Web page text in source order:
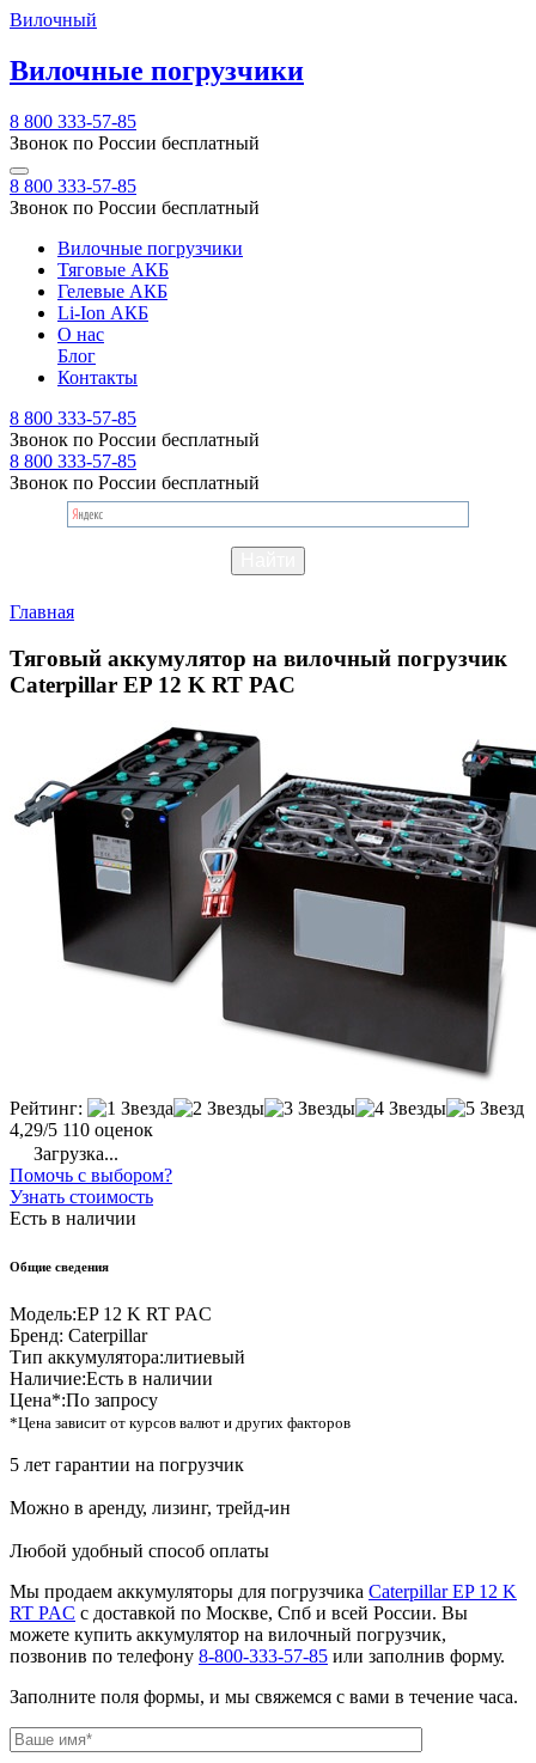
Вилочный
Вилочные погрузчики
8 800 333-57-85
Звонок по России бесплатный
8 800 333-57-85
Звонок по России бесплатный
Вилочные погрузчики
Тяговые АКБ
Гелевые АКБ
Li-Ion АКБ
О нас
Блог
Контакты
8 800 333-57-85
Звонок по России бесплатный
8 800 333-57-85
Звонок по России бесплатный
Главная
Тяговый аккумулятор на вилочный погрузчик
Caterpillar EP 12 K RT PAC
Рейтинг:
4,29/5 110 оценок
Загрузка...
Помочь с выбором?
Узнать стоимость
Есть в наличии
Общие сведения
Модель:EP 12 K RT PAC
Бренд: Caterpillar
Тип аккумулятора:литиевый
Наличие:Есть в наличии
Цена*:По запросу
*Цена зависит от курсов валют и других факторов
5 лет гарантии на погрузчик
Можно в аренду, лизинг, трейд-ин
Любой удобный способ оплаты
Мы продаем аккумуляторы для погрузчика Caterpillar EP 12 K
RT PAC с доставкой по Москве, Спб и всей России. Вы
можете купить аккумулятор на вилочный погрузчик,
позвонив по телефону 8-800-333-57-85 или заполнив форму.
Заполните поля формы, и мы свяжемся с вами в течение часа.